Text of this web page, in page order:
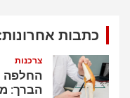
כתבות אחרונות:
צרכנות
החלפה
הברך: